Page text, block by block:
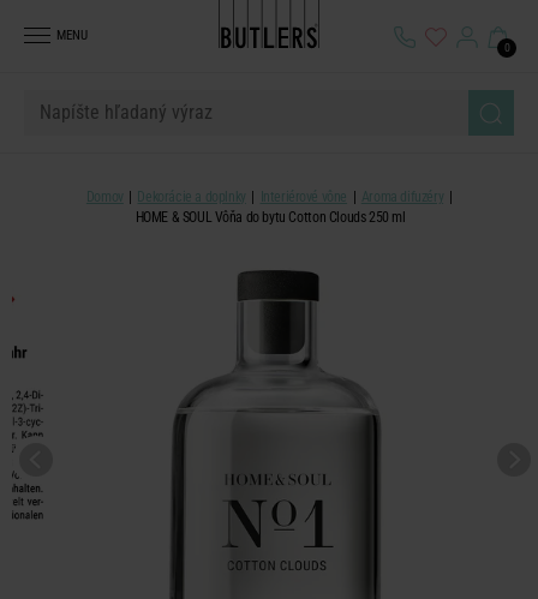
MENU
0
Domov Dekorácie a doplnky Interiérové vône
Aroma difuzéry
HOME & SOUL Vôňa do bytu Cotton Clouds 250 ml